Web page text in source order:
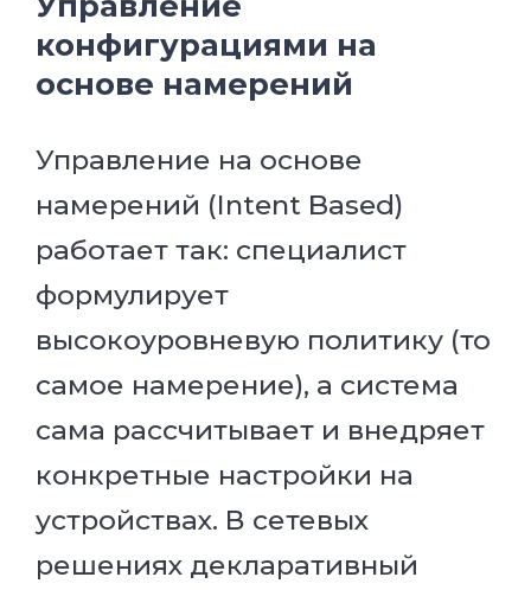
конфигурациями на
основе намерений
Управление на основе
намерений (Intent Based)
работает так: специалист
формулирует
высокоуровневую политику (то
самое намерение), а система
сама рассчитывает и внедряет
конкретные настройки на
устройствах. В сетевых
решениях декларативный